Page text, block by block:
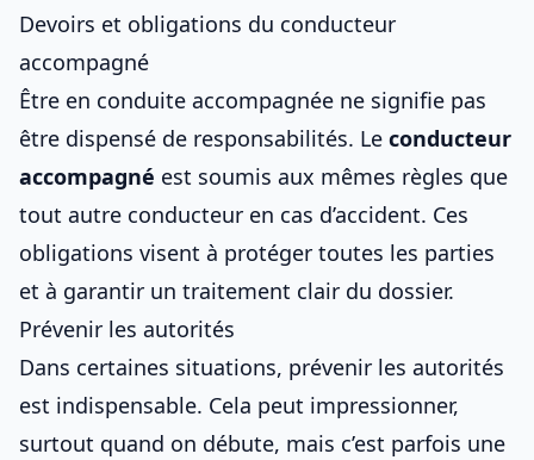
Devoirs et obligations du conducteur
accompagné
Être en conduite accompagnée ne signifie pas
être dispensé de responsabilités. Le conducteur
accompagné est soumis aux mêmes règles que
tout autre conducteur en cas d’accident. Ces
obligations visent à protéger toutes les parties
et à garantir un traitement clair du dossier.
Prévenir les autorités
Dans certaines situations, prévenir les autorités
est indispensable. Cela peut impressionner,
surtout quand on débute, mais c’est parfois une